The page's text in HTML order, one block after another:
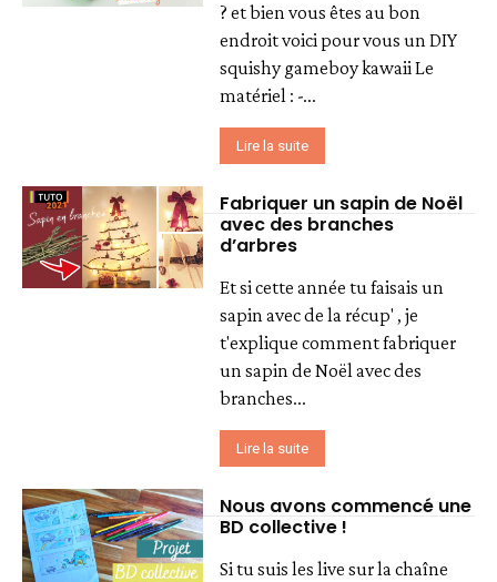
? et bien vous êtes au bon
endroit voici pour vous un DIY
squishy gameboy kawaii Le
matériel : -...
Lire la suite
Fabriquer un sapin de Noël
avec des branches
d’arbres
Et si cette année tu faisais un
sapin avec de la récup' , je
t'explique comment fabriquer
un sapin de Noël avec des
branches...
Lire la suite
Nous avons commencé une
BD collective !
Si tu suis les live sur la chaîne